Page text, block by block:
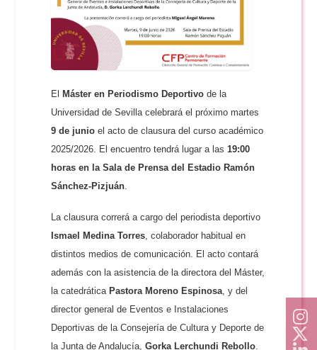
El Máster en Periodismo Deportivo de la
Universidad de Sevilla celebrará el próximo martes
9 de junio el acto de clausura del curso académico
2025/2026. El encuentro tendrá lugar a las19:00
horas en la Sala de Prensa del Estadio Ramón
Sánchez-Pizjuán.
La clausura correrá a cargo del periodista deportivo
Ismael Medina Torres, colaborador habitual en
distintos medios de comunicación. El acto contará
además con la asistencia de la directora del Máster,
la catedrática Pastora Moreno Espinosa, y del
director general de Eventos e Instalaciones
Deportivas de la Consejería de Cultura y Deporte de
la Junta de Andalucía,Gorka Lerchundi Rebollo.